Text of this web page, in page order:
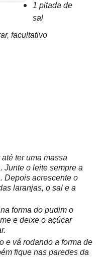
1 pitada de
sal
facultativo
ter uma massa
Junte o leite sempre a
Depois acrescente o
laranjas, o sal e a
forma do pudim o
e deixe o açúcar
e vá rodando a forma de
fique nas paredes da